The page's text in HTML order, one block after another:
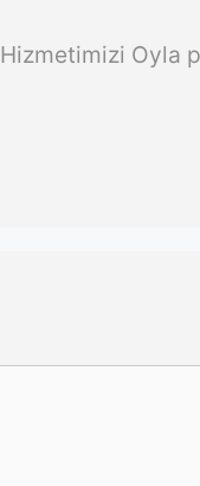
Hizmetimizi Oyla